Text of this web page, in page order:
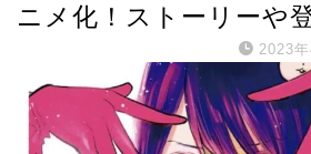
ニメ化！ストーリーや
2023